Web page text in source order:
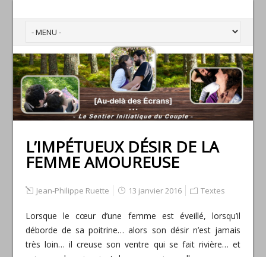
L’IMPÉTUEUX DÉSIR DE LA
FEMME AMOUREUSE
Jean-Philippe Ruette 13 janvier 2016 Textes
Lorsque le cœur d’une femme est éveillé, lorsqu’il
déborde de sa poitrine… alors son désir n’est jamais
très loin… il creuse son ventre qui se fait rivière… et